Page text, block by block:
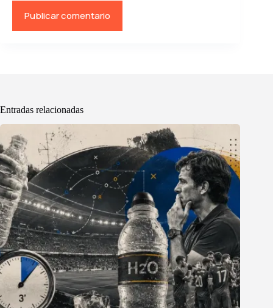
Publicar comentario
Entradas relacionadas